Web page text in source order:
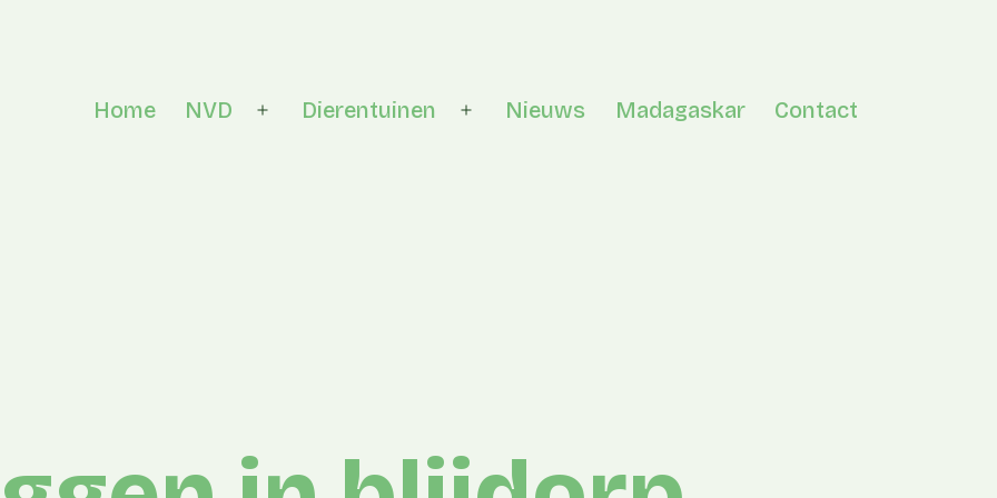
Home
NVD
Open menu
Dierentuinen
Open menu
Nieuws Madagaskar Contact